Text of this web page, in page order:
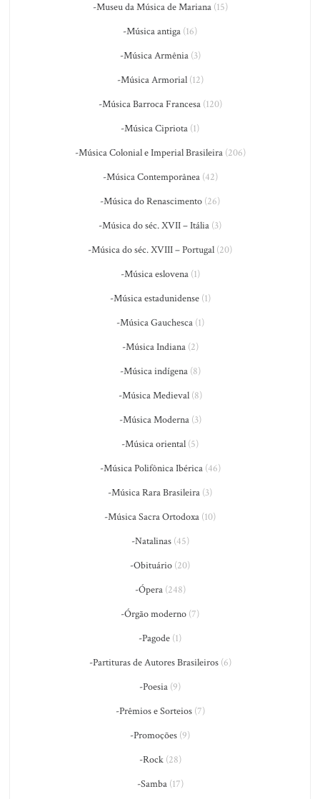
-Museu da Música de Mariana(15)
-Música antiga (16)
-Música Armênia(3)
-Música Armorial(12)
-Música Barroca Francesa(120)
-Música Cipriota (1)
-Música Colonial e Imperial Brasileira(206)
-Música Contemporânea(42)
-Música do Renascimento (26)
-Música do séc. XVII – Itália (3)
-Música do séc. XVIII – Portugal (20)
-Música eslovena(1)
-Música estadunidense(1)
-Música Gauchesca(1)
-Música Indiana(2)
-Música indígena(8)
-Música Medieval(8)
-Música Moderna(3)
-Música oriental (5)
-Música Polifônica Ibérica(46)
-Música Rara Brasileira (3)
-Música Sacra Ortodoxa (10)
-Natalinas(45)
-Obituário (20)
-Ópera(248)
-Órgão moderno (7)
-Pagode (1)
-Partituras de Autores Brasileiros(6)
-Poesia (9)
-Prêmios e Sorteios(7)
-Promoções (9)
-Rock(28)
-Samba(17)